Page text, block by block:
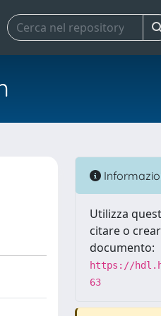
Utilizza
citare o
documento:
https://
63